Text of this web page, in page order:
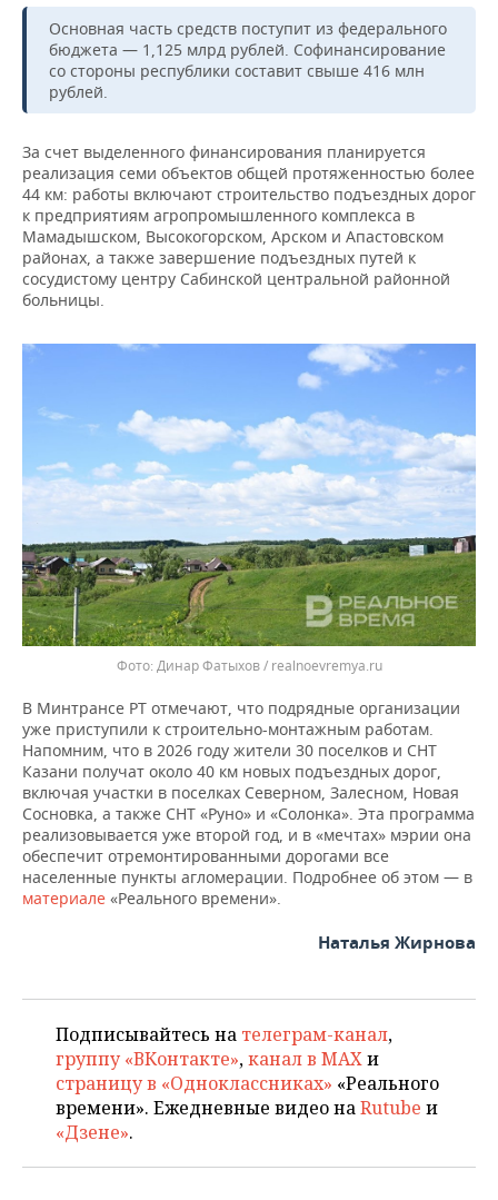
ФИГУРНОЕ КАТАНИЕ
ВОДНЫЕ ВИДЫ СПОРТА
ХОККЕЙ С МЯЧОМ
МЕДИЦИНА
ОБРАЗОВАНИЕ
ПРОИСШЕСТВИЯ
Основная часть средств поступит из федерального
бюджета — 1,125 млрд рублей. Софинансирование
со стороны республики составит свыше 416 млн
рублей.
За счет выделенного финансирования планируется
реализация семи объектов общей протяженностью более
44 км: работы включают строительство подъездных дорог
к предприятиям агропромышленного комплекса в
Мамадышском, Высокогорском, Арском и Апастовском
районах, а также завершение подъездных путей к
сосудистому центру Сабинской центральной районной
больницы.
Динар Фатыхов / realnoevremya.ru
В Минтрансе РТ отмечают, что подрядные организации
уже приступили к строительно-монтажным работам.
Напомним, что в 2026 году жители 30 поселков и СНТ
Казани получат около 40 км новых подъездных дорог,
включая участки в поселках Северном, Залесном, Новая
Сосновка, а также СНТ «Руно» и «Солонка». Эта программа
реализовывается уже второй год, и в «мечтах» мэрии она
обеспечит отремонтированными дорогами все
населенные пункты агломерации. Подробнее об этом — в
материале «Реального времени».
Наталья Жирнова
Подписывайтесь на телеграм-канал,
группу «ВКонтакте»,канал в MAXи
страницу в «Одноклассниках» «Реального
времени». Ежедневные видео наRutube и
«Дзене».